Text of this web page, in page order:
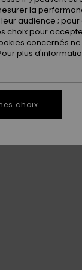
la
audience ;
choix pour
concernés
plus
choix